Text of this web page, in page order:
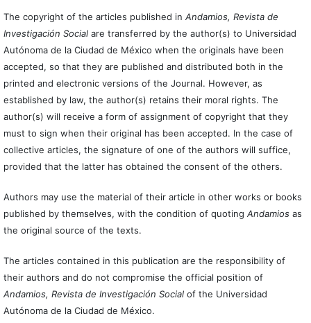
The copyright of the articles published in Andamios, Revista de
Investigación Socialare transferred by the author(s) to Universidad
Autónoma de la Ciudad de México when the originals have been
accepted, so that they are published and distributed both in the
printed and electronic versions of the Journal. However, as
established by law, the author(s) retains their moral rights. The
author(s) will receive a form of assignment of copyright that they
must to sign when their original has been accepted. In the case of
collective articles, the signature of one of the authors will suffice,
provided that the latter has obtained the consent of the others.
Authors may use the material of their article in other works or books
published by themselves, with the condition of quoting Andamiosas
the original source of the texts.
The articles contained in this publication are the responsibility of
their authors and do not compromise the official position of
Andamios, Revista de Investigación Social of the Universidad
Autónoma de la Ciudad de México.